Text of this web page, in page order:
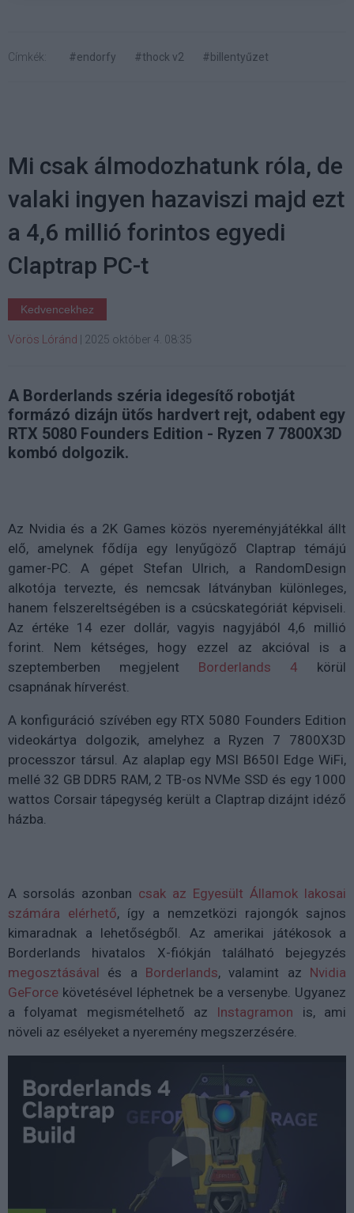
Címkék: #endorfy #thock v2 #billentyűzet
Mi csak álmodozhatunk róla, de
valaki ingyen hazaviszi majd ezt
a 4,6 millió forintos egyedi
Claptrap PC-t
Kedvencekhez
Vörös Lóránd 2025 október 4. 08:35
A Borderlands széria idegesítő robotját
formázó dizájn ütős hardvert rejt, odabent egy
RTX 5080 Founders Edition - Ryzen 7 7800X3D
kombó dolgozik.
Az Nvidia és a 2K Games közös nyereményjátékkal állt
elő, amelynek fődíja egy lenyűgöző Claptrap témájú
gamer-PC. A gépet Stefan Ulrich, a RandomDesign
alkotója tervezte, és nemcsak látványban különleges,
hanem felszereltségében is a csúcskategóriát képviseli.
Az értéke 14 ezer dollár, vagyis nagyjából 4,6 millió
forint. Nem kétséges, hogy ezzel az akcióval is a
szeptemberben megjelent Borderlands 4 körül
csapnának hírverést.
A konfiguráció szívében egy RTX 5080 Founders Edition
videokártya dolgozik, amelyhez a Ryzen 7 7800X3D
processzor társul. Az alaplap egy MSI B650I Edge WiFi,
mellé 32 GB DDR5 RAM, 2 TB-os NVMe SSD és egy 1000
wattos Corsair tápegység került a Claptrap dizájnt idéző
házba.
A sorsolás azonban csak az Egyesült Államok lakosai
számára elérhető, így a nemzetközi rajongók sajnos
kimaradnak a lehetőségből. Az amerikai játékosok a
Borderlands hivatalos X-fiókján található bejegyzés
megosztásával és a Borderlands, valamint az Nvidia
GeForce követésével léphetnek be a versenybe. Ugyanez
a folyamat megismételhető az Instagramon is, ami
növeli az esélyeket a nyeremény megszerzésére.